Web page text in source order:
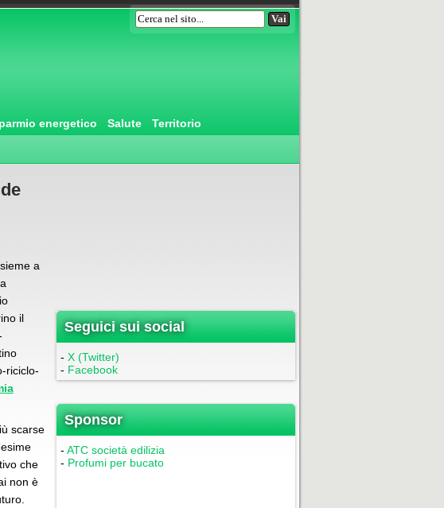
energetico Salute
Territorio
a
il
riciclo-
scarse
che
non è
Seguici sui social
- X (Twitter)
- Facebook
Sponsor
- ATC società edilizia
- Profumi per bucato